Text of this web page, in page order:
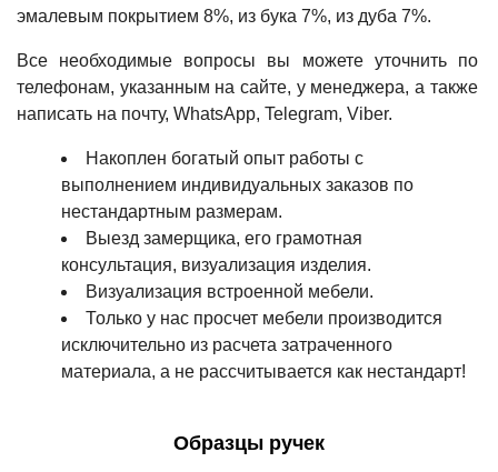
эмалевым покрытием 8%, из бука 7%, из дуба 7%.
Все необходимые вопросы вы можете уточнить по
телефонам, указанным на сайте, у менеджера, а также
написать на почту, WhatsApp, Telegram, Viber.
Накоплен богатый опыт работы с
выполнением индивидуальных заказов по
нестандартным размерам.
Выезд замерщика, его грамотная
консультация, визуализация изделия.
Визуализация встроенной мебели.
Только у нас просчет мебели производится
исключительно из расчета затраченного
материала, а не рассчитывается как нестандарт!
Образцы ручек